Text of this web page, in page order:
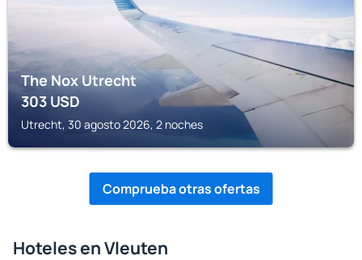
The Nox Utrecht
303USD
Utrecht, 30 agosto 2026, 2 noches
Comprueba otras ofertas
Hoteles en Vleuten